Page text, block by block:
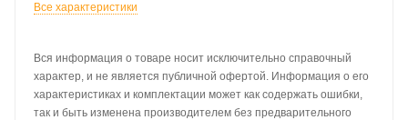
Все характеристики
Вся информация о товаре носит исключительно справочный
характер, и не является публичной офертой. Информация о его
характеристиках и комплектации может как содержать ошибки,
так и быть изменена производителем без предварительного